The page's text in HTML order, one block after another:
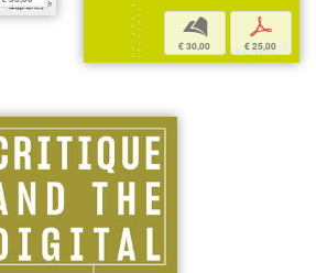
b
€ 30,00
p
€ 25,00